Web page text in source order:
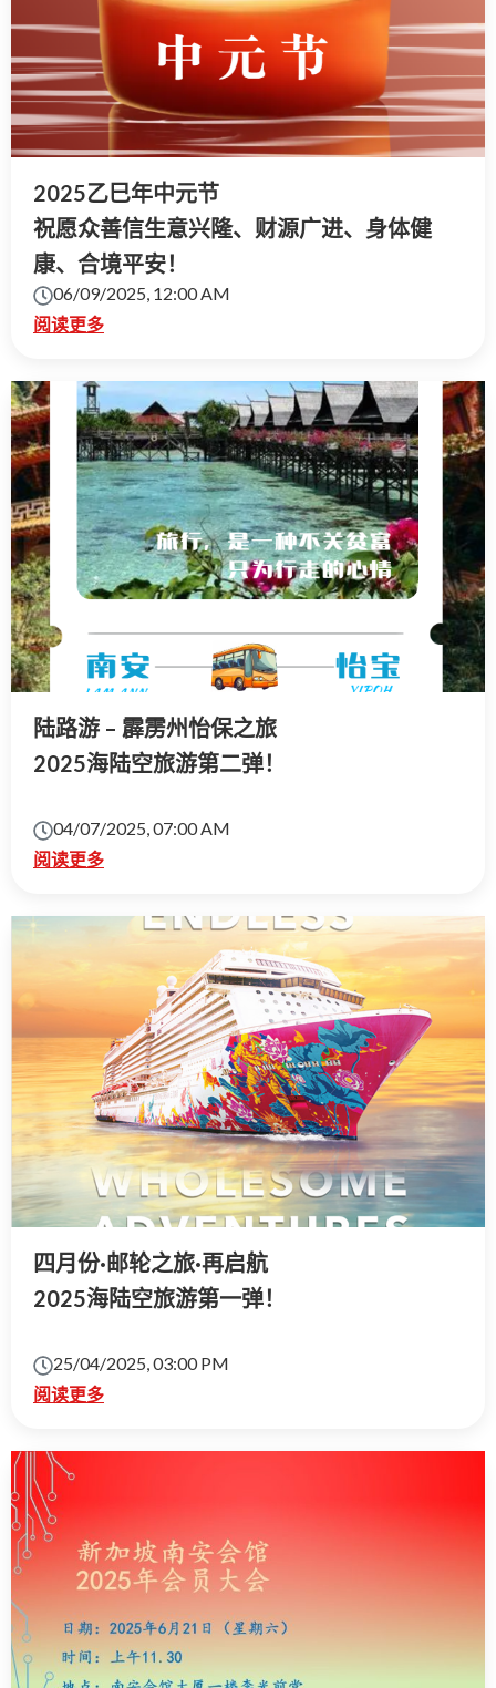
2025乙巳年中元节
祝愿众善信生意兴隆、财源广进、身体健
康、合境平安！
06/09/2025, 12:00 AM
阅读更多
陆路游 – 霹雳州怡保之旅
2025海陆空旅游第二弹！
04/07/2025, 07:00 AM
阅读更多
四月份·邮轮之旅·再启航
2025海陆空旅游第一弹！
25/04/2025, 03:00 PM
阅读更多